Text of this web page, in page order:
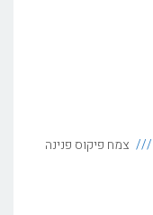
צמח פיקוס פנינה